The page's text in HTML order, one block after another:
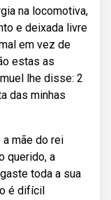
na locomotiva,
e deixada livre
em vez de
estas as
lhe disse: 2
das minhas
mãe do rei
querido, a
toda a sua
é difícil